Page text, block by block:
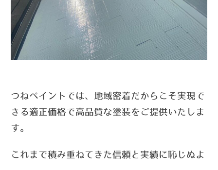
つねペイントでは、 地域密着だからこそ実現で
きる適正価格で高品質な塗装をご提供いたしま
す。
これまで積み重ねてきた信頼と実績に恥じぬよ